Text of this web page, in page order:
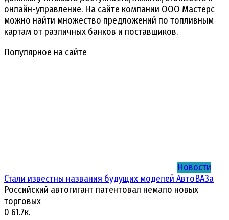
онлайн-управление. На сайте компании ООО Мастерс
можно найти множество предложений по топливным
картам от различных банков и поставщиков.
Популярное на сайте
Новости
Стали известны названия будущих моделей АвтоВАЗа
Российский автогигант патентовал немало новых
торговых
0 61.7к.